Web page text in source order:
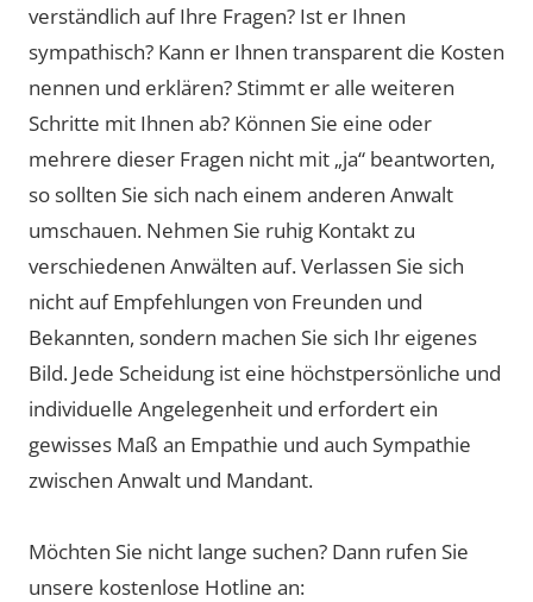
verständlich auf Ihre Fragen? Ist er Ihnen
sympathisch? Kann er Ihnen transparent die Kosten
nennen und erklären? Stimmt er alle weiteren
Schritte mit Ihnen ab? Können Sie eine oder
mehrere dieser Fragen nicht mit „ja“ beantworten,
so sollten Sie sich nach einem anderen Anwalt
umschauen. Nehmen Sie ruhig Kontakt zu
verschiedenen Anwälten auf. Verlassen Sie sich
nicht auf Empfehlungen von Freunden und
Bekannten, sondern machen Sie sich Ihr eigenes
Bild. Jede Scheidung ist eine höchstpersönliche und
individuelle Angelegenheit und erfordert ein
gewisses Maß an Empathie und auch Sympathie
zwischen Anwalt und Mandant.
Möchten Sie nicht lange suchen? Dann rufen Sie
unsere kostenlose Hotline an: